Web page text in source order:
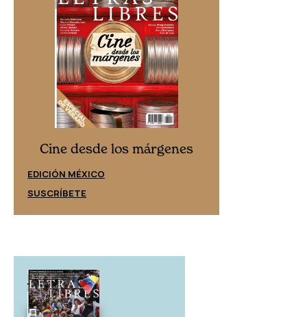
Cine desde los márgenes
EDICIÓN MÉXICO
SUSCRÍBETE